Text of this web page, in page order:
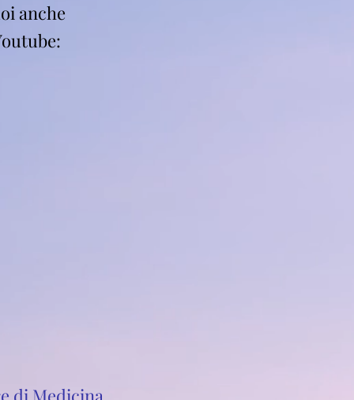
anche
di Medicina